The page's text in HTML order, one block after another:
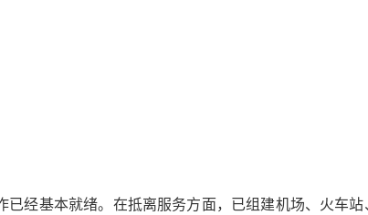
已经基本就绪。在抵离服务方面，已组建机场、火车